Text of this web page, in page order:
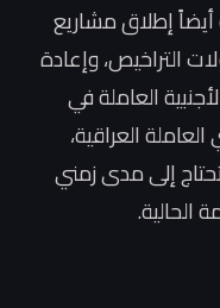
إطلاق مشاريع
التراخيص، وإعادة
العاملة في
العراقية،
إلى مدى زمني
الحالية.